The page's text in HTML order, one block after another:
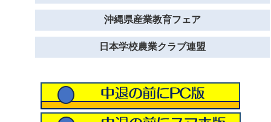
沖縄県産業教育フェア
日本学校農業クラブ連盟